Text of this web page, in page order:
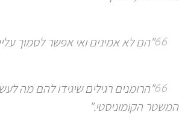
"הם לא אמינים ואי אפשר לסמוך
"הרומנים רגילים שיגידו להם מה
המשטר הקומוניסטי."